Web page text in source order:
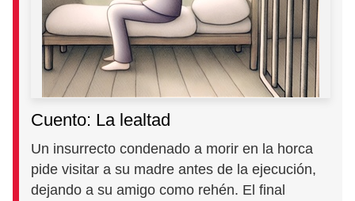
Cuento: La lealtad
Un insurrecto condenado a morir en la horca
pide visitar a su madre antes de la ejecución,
dejando a su amigo como rehén. El final